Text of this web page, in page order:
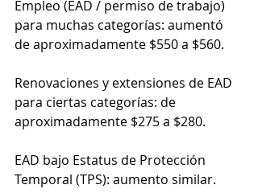
Empleo (EAD / permiso de trabajo)
para muchas categorías: aumentó
de aproximadamente $550 a $560.
Renovaciones y extensiones de EAD
para ciertas categorías: de
aproximadamente $275 a $280.
EAD bajo Estatus de Protección
Temporal (TPS): aumento similar.